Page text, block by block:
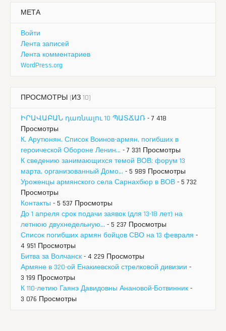
МЕТА
Войти
Лента записей
Лента комментариев
WordPress.org
ПРОСМОТРЫ (ИЗ 10)
ԻՐԱՎԱԲԱՆ դառնալու 10 ՊԱՏՃԱՌ - 7 418
Просмотры
К. Арутюнян. Список Воинов-армян, погибших в
героической Обороне Ленин... - 7 331 Просмотры
К сведению занимающихся темой ВОВ: форум 13
марта, организованный Домо... - 5 989 Просмотры
Уроженцы армянского села Сарнахбюр в ВОВ - 5 732
Просмотры
Контакты - 5 537 Просмотры
До 1 апреля срок подачи заявок (для 13-18 лет) на
летнюю двухнедельную... - 5 237 Просмотры
Список погибших армян бойцов СВО на 13 февраля -
4 951 Просмотры
Битва за Волчанск - 4 229 Просмотры
Армяне в 320-ой Енакиевской стрелковой дивизии -
3 199 Просмотры
К 110-летию Гаянэ Давидовны Анановой-Ботвинник -
3 076 Просмотры